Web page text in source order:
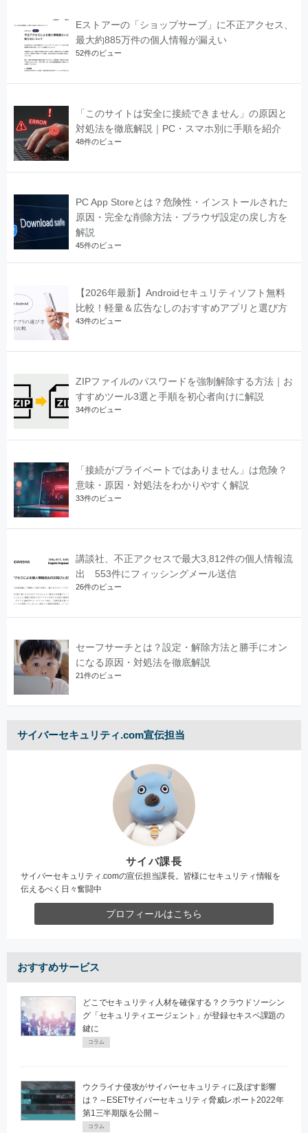
Eストアーの「ショップサーブ」に不正アクセス、
最大約885万件の個人情報が漏えい
52件のビュー
「このサイトは安全に接続できません」の原因と
対処法を徹底解説｜PC・スマホ別に手順を紹介
48件のビュー
PC App Storeとは？危険性・インストールされた
原因・完全な削除方法・ブラウザ設定の戻し方を
解説
45件のビュー
【2026年最新】Androidセキュリティソフト無料
比較！軽量＆広告なしのおすすめアプリと選び方
43件のビュー
ZIPファイルのパスワードを強制解除する方法｜お
すすめツール3選と手順を初心者向けに解説
34件のビュー
「接続がプライベートではありません」は危険？
意味・原因・対処法をわかりやすく解説
33件のビュー
講談社、不正アクセスで最大3,812件の個人情報流
出 553件にフィッシングメール送信
26件のビュー
セーフサーチとは？設定・解除方法と勝手にオン
になる原因・対処法を徹底解説
21件のビュー
サイバーセキュリティ.com宣伝担当
サイバ課長
サイバーセキュリティ.comの宣伝担当課長。皆様にセキュリティ情報を
伝えるべく日々奮闘中
プロフィールはこちら
おすすめサービス
どこでセキュリティ人材を確保する？クラウドソーシン
グ「セキュリティエージェント」が登録セキスペ課題の
鍵に
コラム
ウクライナ侵攻がサイバーセキュリティに及ぼす影響
は？～ESETサイバーセキュリティ脅威レポート2022年
第1三半期版を公開～
コラム